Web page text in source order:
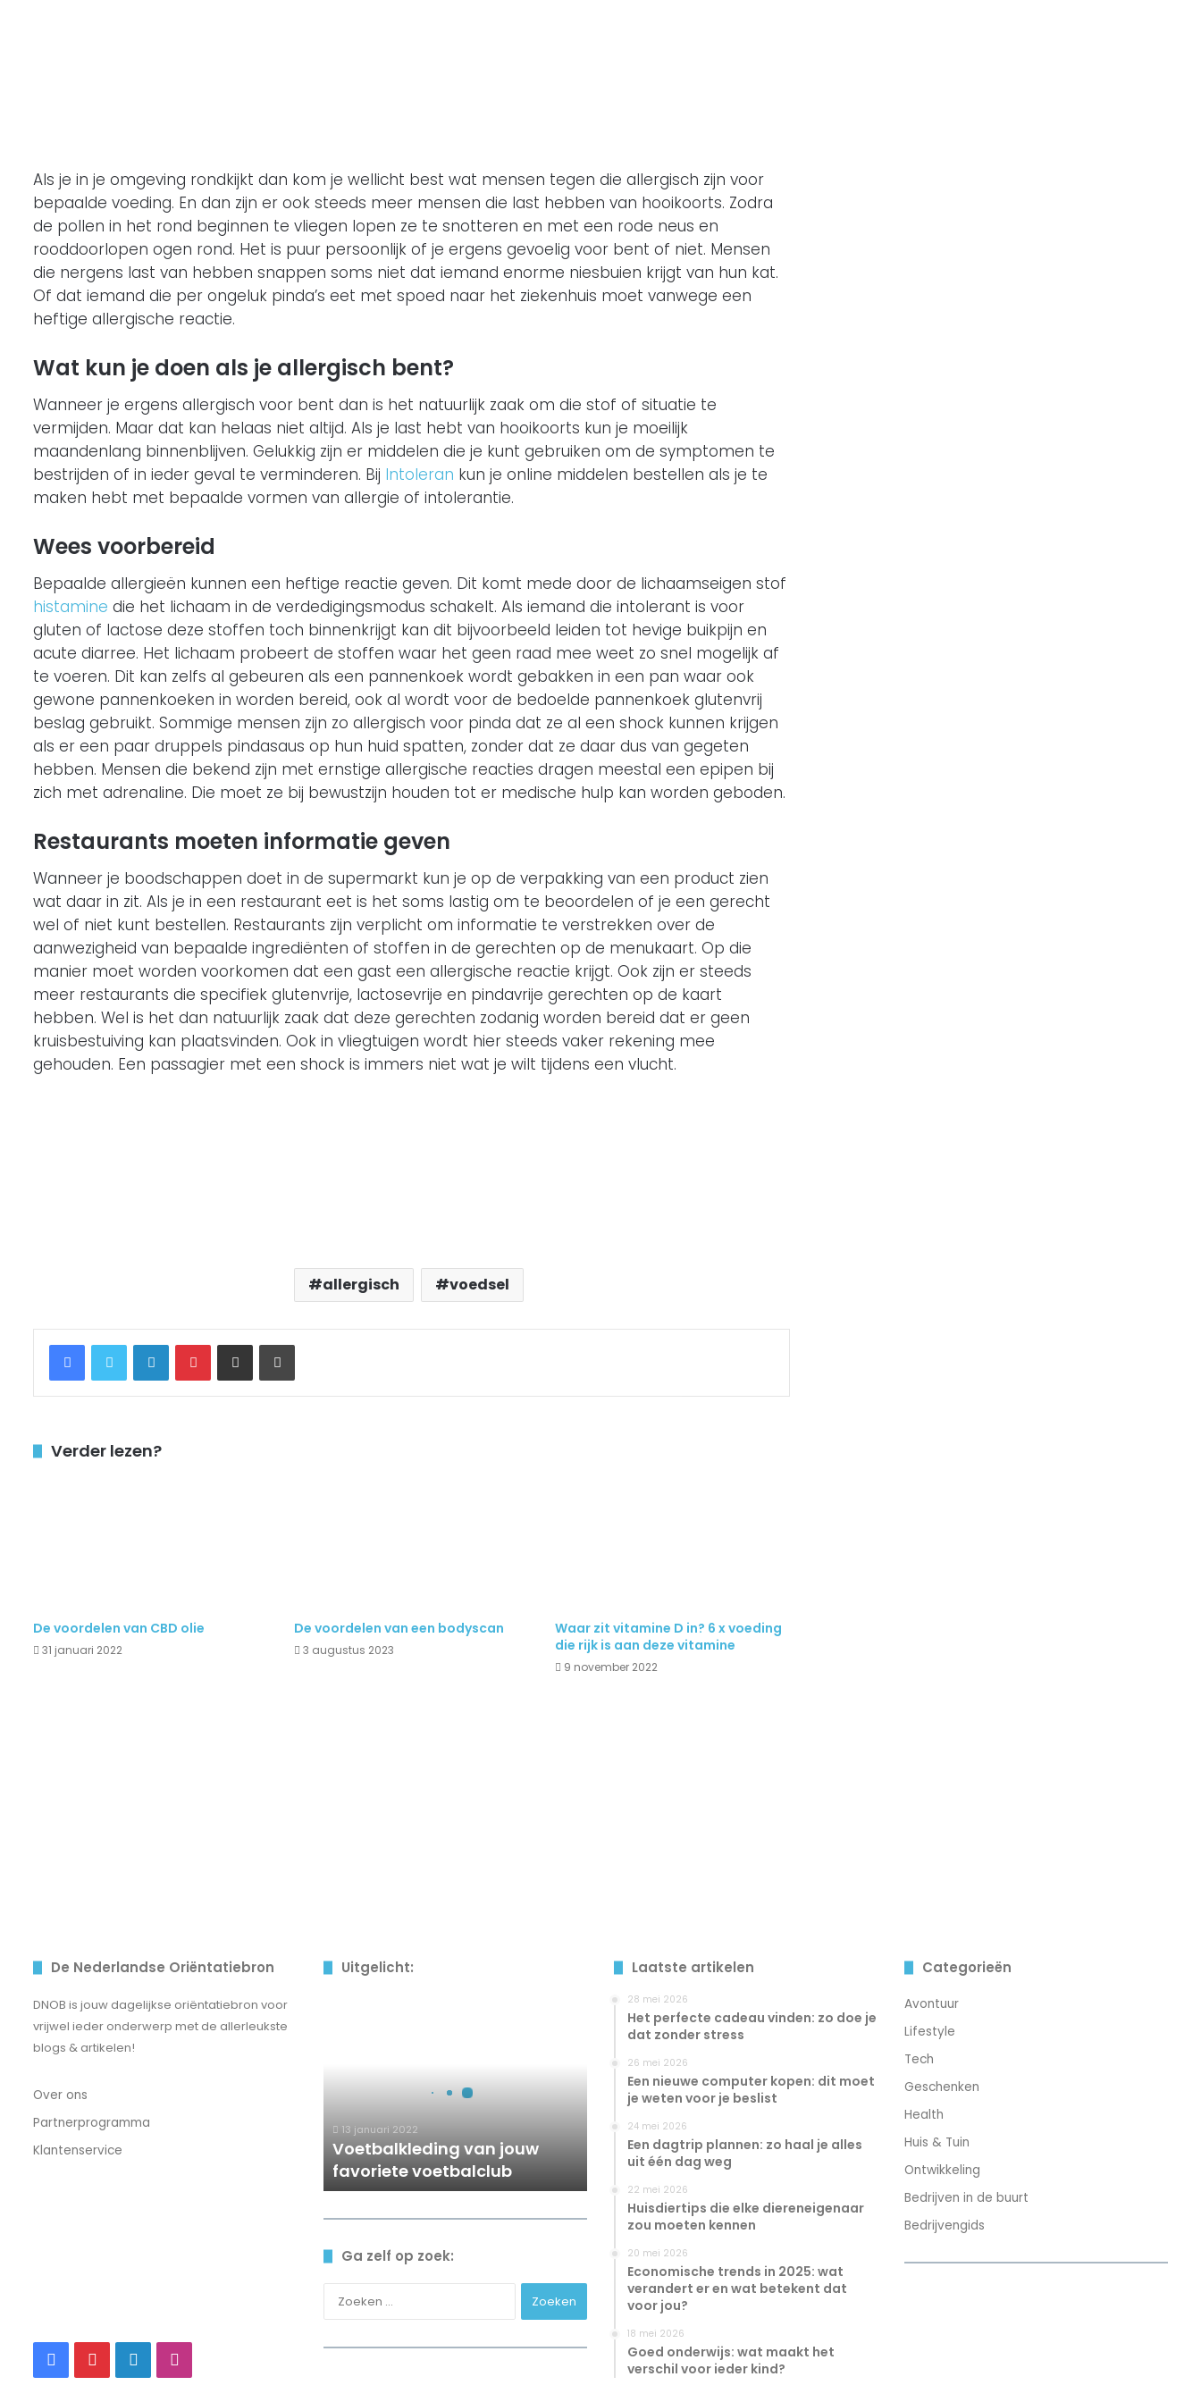
Als je in je omgeving rondkijkt dan kom je wellicht best wat mensen tegen die allergisch zijn voor
bepaalde voeding. En dan zijn er ook steeds meer mensen die last hebben van hooikoorts. Zodra
de pollen in het rond beginnen te vliegen lopen ze te snotteren en met een rode neus en
rooddoorlopen ogen rond. Het is puur persoonlijk of je ergens gevoelig voor bent of niet. Mensen
die nergens last van hebben snappen soms niet dat iemand enorme niesbuien krijgt van hun kat.
Of dat iemand die per ongeluk pinda’s eet met spoed naar het ziekenhuis moet vanwege een
heftige allergische reactie.
Wat kun je doen als je allergisch bent?
Wanneer je ergens allergisch voor bent dan is het natuurlijk zaak om die stof of situatie te
vermijden. Maar dat kan helaas niet altijd. Als je last hebt van hooikoorts kun je moeilijk
maandenlang binnenblijven. Gelukkig zijn er middelen die je kunt gebruiken om de symptomen te
bestrijden of in ieder geval te verminderen. Bij Intoleran kun je online middelen bestellen als je te
maken hebt met bepaalde vormen van allergie of intolerantie.
Wees voorbereid
Bepaalde allergieën kunnen een heftige reactie geven. Dit komt mede door de lichaamseigen stof
histamine die het lichaam in de verdedigingsmodus schakelt. Als iemand die intolerant is voor
gluten of lactose deze stoffen toch binnenkrijgt kan dit bijvoorbeeld leiden tot hevige buikpijn en
acute diarree. Het lichaam probeert de stoffen waar het geen raad mee weet zo snel mogelijk af
te voeren. Dit kan zelfs al gebeuren als een pannenkoek wordt gebakken in een pan waar ook
gewone pannenkoeken in worden bereid, ook al wordt voor de bedoelde pannenkoek glutenvrij
beslag gebruikt. Sommige mensen zijn zo allergisch voor pinda dat ze al een shock kunnen krijgen
als er een paar druppels pindasaus op hun huid spatten, zonder dat ze daar dus van gegeten
hebben. Mensen die bekend zijn met ernstige allergische reacties dragen meestal een epipen bij
zich met adrenaline. Die moet ze bij bewustzijn houden tot er medische hulp kan worden geboden.
Restaurants moeten informatie geven
Wanneer je boodschappen doet in de supermarkt kun je op de verpakking van een product zien
wat daar in zit. Als je in een restaurant eet is het soms lastig om te beoordelen of je een gerecht
wel of niet kunt bestellen. Restaurants zijn verplicht om informatie te verstrekken over de
aanwezigheid van bepaalde ingrediënten of stoffen in de gerechten op de menukaart. Op die
manier moet worden voorkomen dat een gast een allergische reactie krijgt. Ook zijn er steeds
meer restaurants die specifiek glutenvrije, lactosevrije en pindavrije gerechten op de kaart
hebben. Wel is het dan natuurlijk zaak dat deze gerechten zodanig worden bereid dat er geen
kruisbestuiving kan plaatsvinden. Ook in vliegtuigen wordt hier steeds vaker rekening mee
gehouden. Een passagier met een shock is immers niet wat je wilt tijdens een vlucht.
allergisch voedsel
FacebookTwitter LinkedInPinterestDelen via Email Printen
Verder lezen?
De voordelen van CBD olie
31 januari 2022
De voordelen van een bodyscan
3 augustus 2023
Waar zit vitamine D in? 6 x voeding
die rijk is aan deze vitamine
9 november 2022
De Nederlandse Oriëntatiebron
DNOB is jouw dagelijkse oriëntatiebron voor
vrijwel ieder onderwerp met de allerleukste
blogs & artikelen!
Over ons
Partnerprogramma
Klantenservice
Facebook
PinterestLinkedIn
Uitgelicht:
13 januari 2022
Voetbalkleding van jouw
favoriete voetbalclub
Ga zelf op zoek:
naar:
Laatste artikelen
28 mei 2026
Het perfecte cadeau vinden: zo doe je
dat zonder stress
26 mei 2026
Een nieuwe computer kopen: dit moet
je weten voor je beslist
24 mei 2026
Een dagtrip plannen: zo haal je alles
uit één dag weg
22 mei 2026
Huisdiertips die elke diereneigenaar
zou moeten kennen
20 mei 2026
Economische trends in 2025: wat
verandert er en wat betekent dat
voor jou?
18 mei 2026
Goed onderwijs: wat maakt het
verschil voor ieder kind?
Categorieën
Avontuur
Lifestyle
Tech
Geschenken
Health
Huis & Tuin
Ontwikkeling
Bedrijven in de buurt
Bedrijvengids